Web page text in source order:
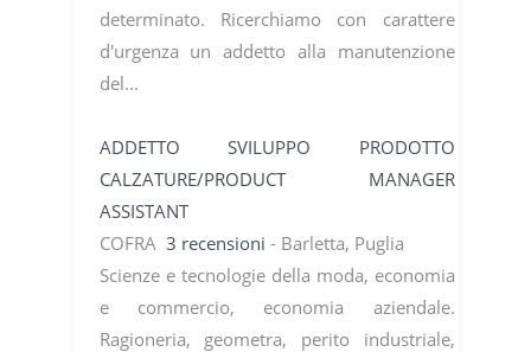
determinato. Ricerchiamo con carattere
d'urgenza un addetto alla manutenzione
del...
ADDETTO SVILUPPO PRODOTTO
CALZATURE/PRODUCT MANAGER
ASSISTANT
COFRA 3 recensioni - Barletta, Puglia
Scienze e tecnologie della moda, economia
e commercio, economia aziendale.
Ragioneria, geometra, perito industriale,